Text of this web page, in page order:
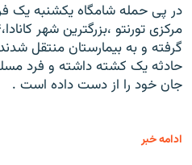
در پی حمله شامگاه یکشنبه یک
گرفته و به بیمارستان منتقل
حادثه یک کشته داشته و فرد
جان خود را از دست داده است .
ادامه خبر